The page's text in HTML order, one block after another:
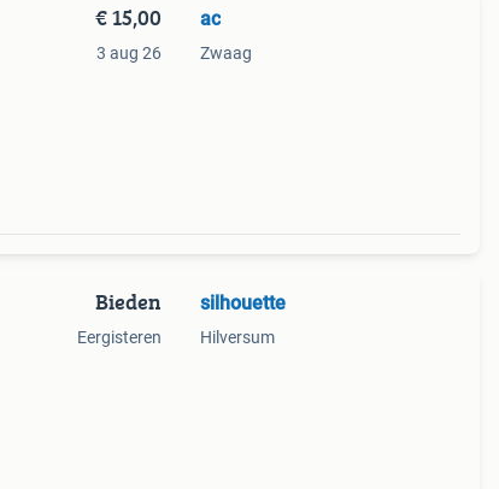
€ 15,00
3 aug 26
ac
Zwaag
Bieden
Eergisteren
silhouette
Hilversum